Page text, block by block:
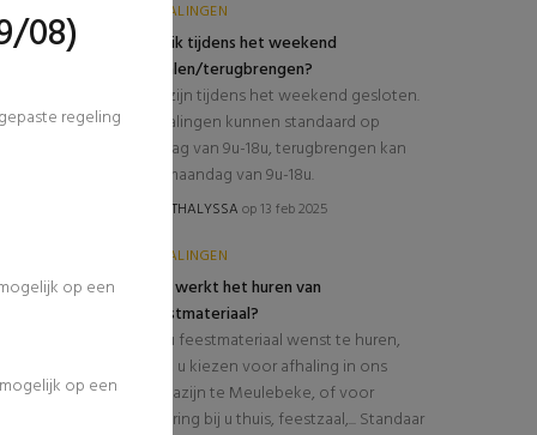
AFHALINGEN
Kan ik tijdens het weekend
afhalen/terugbrengen?
Wij zijn tijdens het weekend gesloten.
Afhalingen kunnen standaard op
vrijdag van 9u-18u, terugbrengen kan
op maandag van 9u-18u.
THALYSSA op 13 feb 2025
AFHALINGEN
Hoe werkt het huren van
feestmateriaal?
Als u feestmateriaal wenst te huren,
kunt u kiezen voor afhaling in ons
magazijn te Meulebeke, of voor
levering bij u thuis, feestzaal,... Standaar
08)
regeling
op een
op een